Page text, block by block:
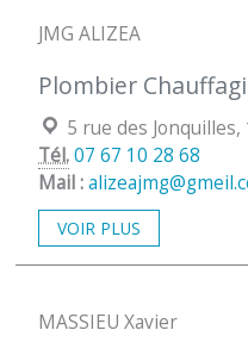
JMG ALIZEA
Plombier
Localisation :
5 rue des Jonquilles,
Tél.07 67 10 28 68
Mail :
VOIR PLUS
MASSIEU Xavier